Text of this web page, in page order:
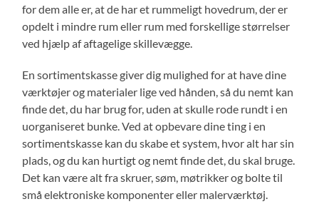
for dem alle er, at de har et rummeligt hovedrum, der er
opdelt i mindre rum eller rum med forskellige størrelser
ved hjælp af aftagelige skillevægge.
En sortimentskasse giver dig mulighed for at have dine
værktøjer og materialer lige ved hånden, så du nemt kan
finde det, du har brug for, uden at skulle rode rundt i en
uorganiseret bunke. Ved at opbevare dine ting i en
sortimentskasse kan du skabe et system, hvor alt har sin
plads, og du kan hurtigt og nemt finde det, du skal bruge.
Det kan være alt fra skruer, søm, møtrikker og bolte til
små elektroniske komponenter eller malerværktøj.